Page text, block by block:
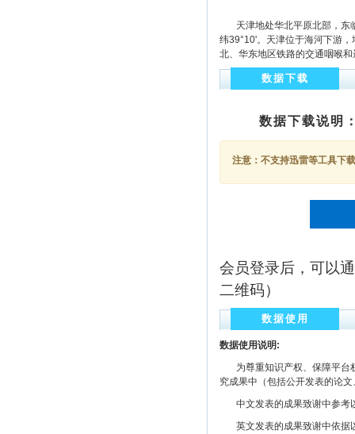
天津地处华北平原北部，东
纬39°10'。天津位于海河下游
北、华东地区铁路的交通咽喉
数据下载
数据下载说明
注意：不支持迅雷等工具下
会员登录后，可以
二维码）
数据使用
数据使用说明:
为尊重知识产权、保障平台
究成果中（包括公开发表的论
中文发表的成果致谢中参考
英文发表的成果致谢中依据